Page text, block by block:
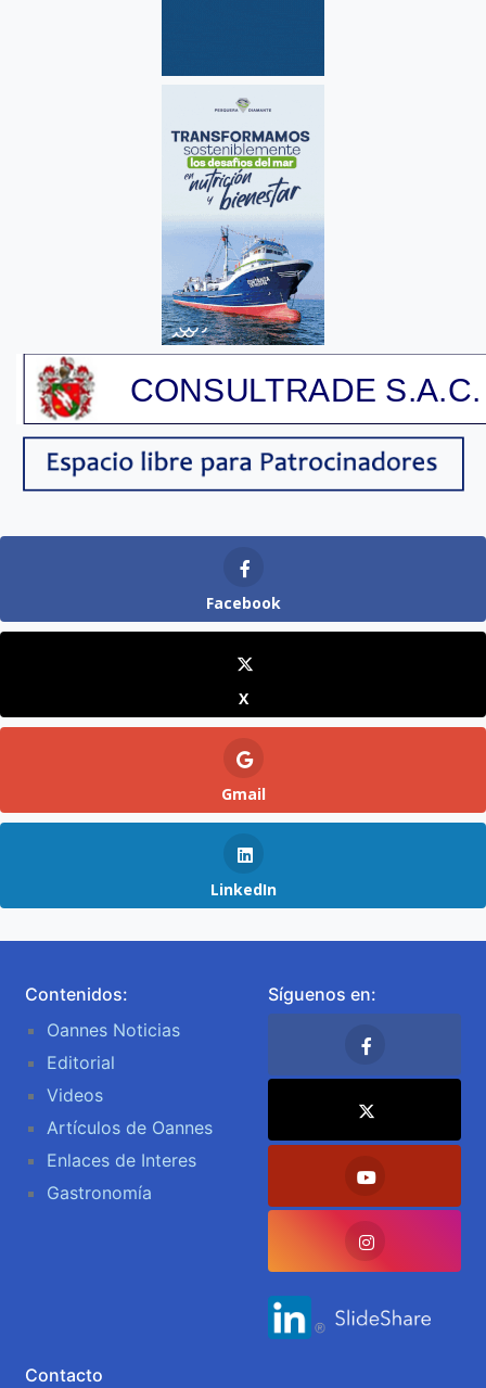
Facebook
X
Gmail
LinkedIn
Contenidos:
Oannes Noticias
Editorial
Videos
Artículos de Oannes
Enlaces de Interes
Gastronomía
Síguenos en:
Contacto